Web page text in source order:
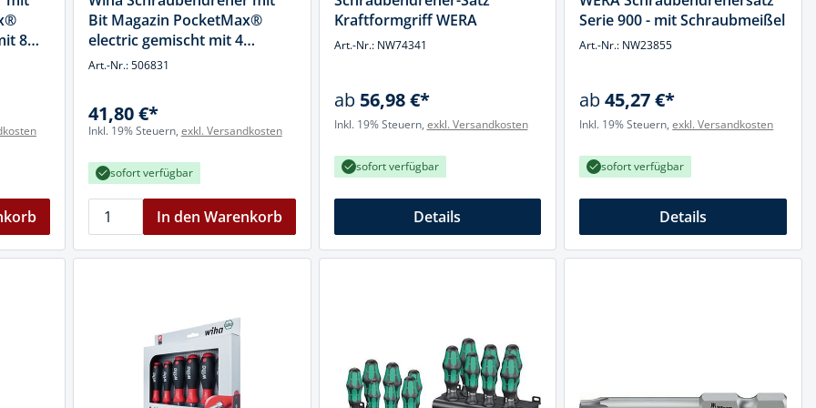
und Klemmsysteme
Ziehklingen
8
Bit Magazin PocketMax®
electric gemischt mit 4
slimBits (45296)
Art.-Nr.: 506831
41,80 €*
Inkl. 19% Steuern, exkl. Versandkosten
sofort verfügbar
In den Warenkorb
Kraftformgriff WERA
Art.-Nr.: NW74341
ab 56,98 €*
Inkl. 19% Steuern, exkl. Versandkosten
sofort verfügbar
Details
Serie 900 - mit Schraubmeißel
Art.-Nr.: NW23855
ab45,27 €*
Inkl. 19% Steuern,exkl. Versandkosten
sofort verfügbar
Details